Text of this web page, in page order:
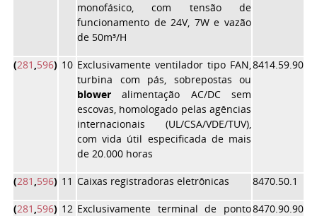
monofásico, com tensão de
funcionamento de 24V, 7W e vazão
de 50m³/H
(281 ,596) 10 Exclusivamente ventilador tipo FAN,
turbina com pás, sobrepostas ou
blower alimentação AC/DC sem
escovas, homologado pelas agências
internacionais (UL/CSA/VDE/TUV),
com vida útil especificada de mais
de 20.000 horas
8414.59.90
(281 ,596) 11 Caixas registradoras eletrônicas 8470.50.1
(281 ,596) 12 Exclusivamente terminal de ponto8470.90.90